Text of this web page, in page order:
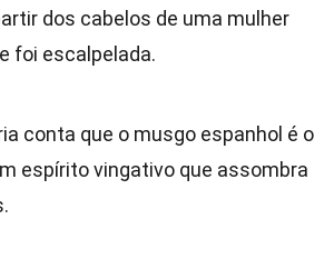
dos cabelos de uma mulher
foi escalpelada.
conta que o musgo espanhol é o
espírito vingativo que assombra